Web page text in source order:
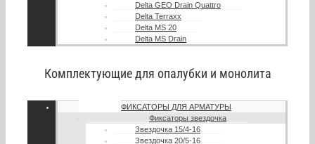
Delta GEO Drain Quattro
Delta Terraxx
Delta MS 20
Delta MS Drain
Комплектующие для опалубки и монолита
ФИКСАТОРЫ ДЛЯ АРМАТУРЫ
Фиксаторы звездочка
Звездочка 15/4-16
Звездочка 20/5-16